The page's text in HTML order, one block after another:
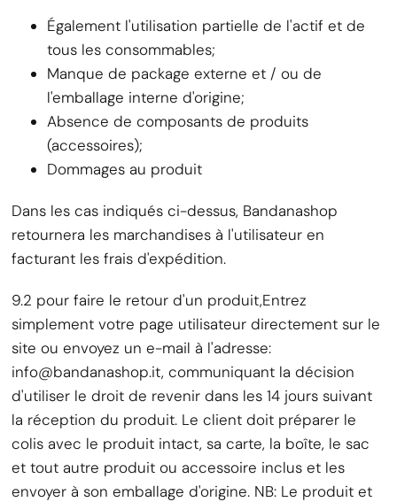
Également l'utilisation partielle de l'actif et de
tous les consommables;
Manque de package externe et / ou de
l'emballage interne d'origine;
Absence de composants de produits
(accessoires);
Dommages au produit
Dans les cas indiqués ci-dessus, Bandanashop
retournera les marchandises à l'utilisateur en
facturant les frais d'expédition.
9.2 pour faire le retour d'un produit,Entrez
simplement votre page utilisateur directement sur le
site ou envoyez un e-mail à l'adresse:
info@bandanashop.it, communiquant la décision
d'utiliser le droit de revenir dans les 14 jours suivant
la réception du produit. Le client doit préparer le
colis avec le produit intact, sa carte, la boîte, le sac
et tout autre produit ou accessoire inclus et les
envoyer à son emballage d'origine. NB: Le produit et